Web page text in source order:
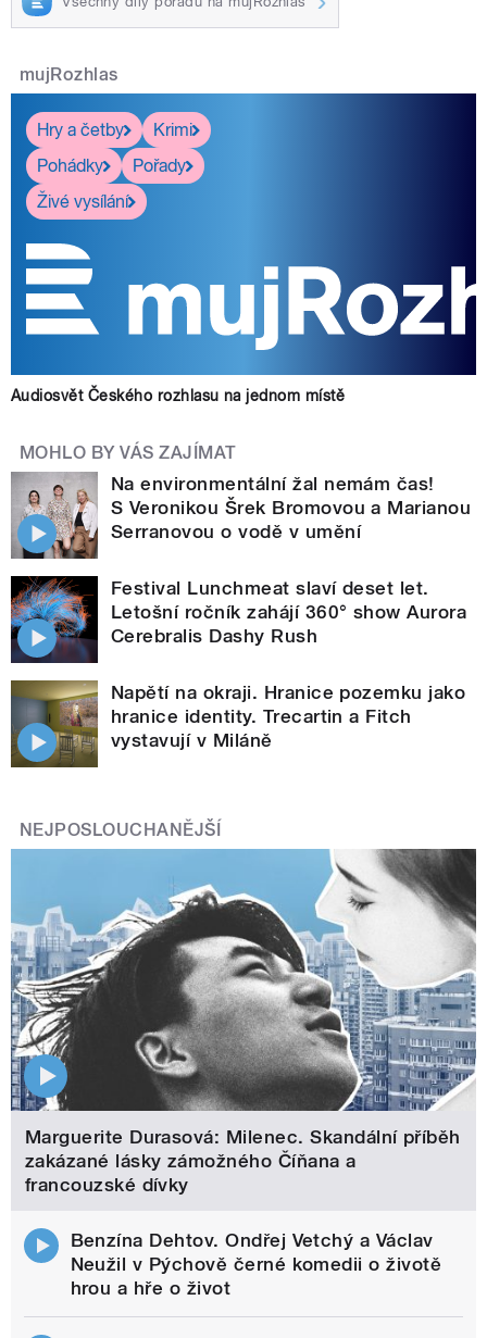
mujRozhlas
Hry a četby
Krimi
Pohádky
Pořady
Živé vysílání
Audiosvět Českého rozhlasu na jednom místě
MOHLO BY VÁS ZAJÍMAT
Na environmentální žal nemám čas!
S Veronikou Šrek Bromovou a Marianou
Serranovou o vodě v umění
Festival Lunchmeat slaví deset let.
Letošní ročník zahájí 360° show Aurora
Cerebralis Dashy Rush
Napětí na okraji. Hranice pozemku jako
hranice identity. Trecartin a Fitch
vystavují v Miláně​
NEJPOSLOUCHANĚJŠÍ
Marguerite Durasová: Milenec. Skandální příběh
zakázané lásky zámožného Číňana a
francouzské dívky
Benzína Dehtov. Ondřej Vetchý a Václav
Neužil v Pýchově černé komedii o životě
hrou a hře o život